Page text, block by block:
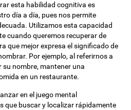
esta habilidad cognitiva es
día a día, pues nos permite
Utilizamos esta capacidad
cuando queremos recuperar de
que mejor expresa el significado de
Por ejemplo, al referirnos a
nombre, mantener una
en un restaurante.
en el juego mental
que buscar y localizar rápidamente